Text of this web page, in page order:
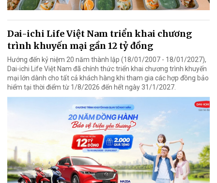
Dai-ichi Life Việt Nam triển khai chương
trình khuyến mại gần 12 tỷ đồng
Hướng đến kỷ niệm 20 năm thành lập (18/01/2007 - 18/01/2027),
Dai-ichi Life Việt Nam đã chính thức triển khai chương trình khuyến
mại lớn dành cho tất cả khách hàng khi tham gia các hợp đồng bảo
hiểm tại thời điểm từ 1/8/2026 đến hết ngày 31/1/2027.